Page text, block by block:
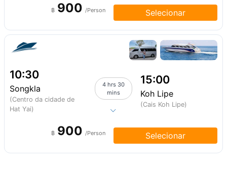
฿ 900 /Person Selecionar
10:30
Songkla
(Centro da cidade de
Hat Yai)
4 hrs 30
mins
15:00
Koh Lipe
(Cais Koh Lipe)
฿ 900 /Person Selecionar